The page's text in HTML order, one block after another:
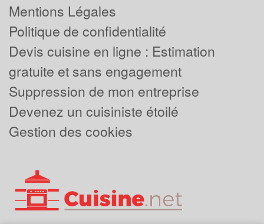
Mentions Légales
Politique de confidentialité
Devis cuisine en ligne : Estimation
gratuite et sans engagement
Suppression de mon entreprise
Devenez un cuisiniste étoilé
Gestion des cookies